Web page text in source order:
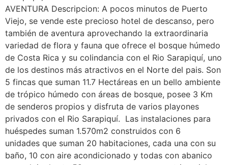
AVENTURA Descripcion: A pocos minutos de Puerto
Viejo, se vende este precioso hotel de descanso, pero
también de aventura aprovechando la extraordinaria
variedad de flora y fauna que ofrece el bosque húmedo
de Costa Rica y su colindancia con el Rio Sarapiquí, uno
de los destinos más atractivos en el Norte del pais. Son
5 fincas que suman 11.7 Hectáreas en un bello ambiente
de trópico húmedo con áreas de bosque, posee 3 Km
de senderos propios y disfruta de varios playones
privados con el Rio Sarapiquí. Las instalaciones para
huéspedes suman 1.570m2 construidos con 6
unidades que suman 20 habitaciones, cada una con su
baño, 10 con aire acondicionado y todas con abanico